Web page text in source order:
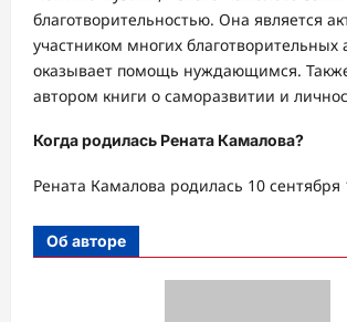
благотворительностью. Она является
участником многих благотворительных
оказывает помощь нуждающимся.
автором книги о саморазвитии и
Когда родилась Рената Камалова?
Рената Камалова родилась 10 сентября
Об авторе